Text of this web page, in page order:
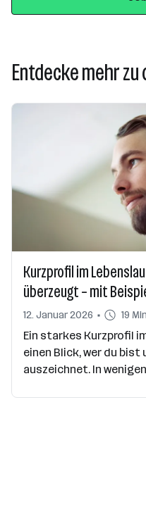
Entdecke mehr zu
Kurzprofil im
überzeugt – mit
12. Januar 2026 19
Ein starkes Kurzprofil
einen Blick, wer du bist
auszeichnet. In